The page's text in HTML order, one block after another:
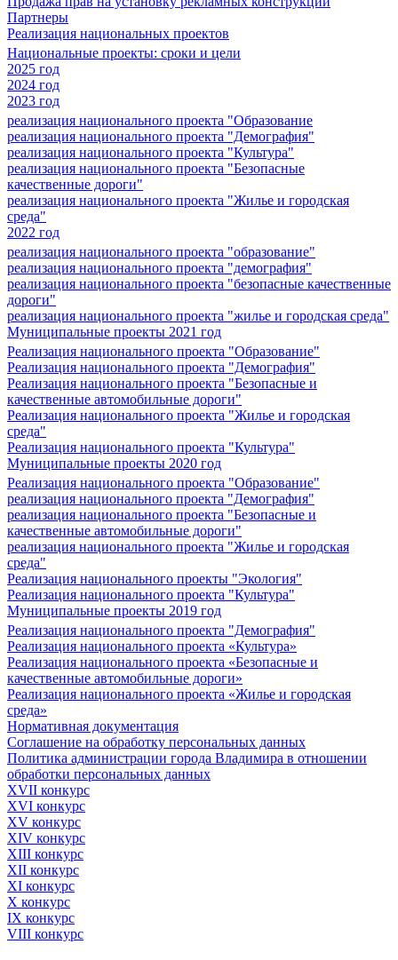
Партнеры
Реализация национальных проектов
Национальные проекты: сроки и цели
2025 год
2024 год
2023 год
реализация национального проекта "Образование
реализация национального проекта "Демография"
реализация национального проекта "Культура"
реализация национального проекта "Безопасные
качественные дороги"
реализация национального проекта "Жилье и городская
среда"
2022 год
реализация национального проекта "образование"
реализация национального проекта "демография"
реализация национального проекта "безопасные качественные
дороги"
реализация национального проекта "жилье и городская среда"
Муниципальные проекты 2021 год
Реализация национального проекта "Образование"
Реализация национального проекта "Демография"
Реализация национального проекта "Безопасные и
качественные автомобильные дороги"
Реализация национального проекта "Жилье и городская
среда"
Реализация национального проекта "Культура"
Муниципальные проекты 2020 год
Реализация национального проекта "Образование"
реализация национального проекта "Демография"
реализация национального проекта "Безопасные и
качественные автомобильные дороги"
реализация национального проекта "Жилье и городская
среда"
Реализация национального проекты "Экология"
Реализация национального проекта "Культура"
Муниципальные проекты 2019 год
Реализация национального проекта "Демография"
Реализация национального проекта «Культура»
Реализация национального проекта «Безопасные и
качественные автомобильные дороги»
Реализация национального проекта «Жилье и городская
среда»
Нормативная документация
Соглашение на обработку персональных данных
Политика администрации города Владимира в отношении
обработки персональных данных
XVII конкурс
XVI конкурс
XV конкурс
XIV конкурс
XIII конкурс
XII конкурс
XI конкурс
X конкурс
IX конкурс
VIII конкурс